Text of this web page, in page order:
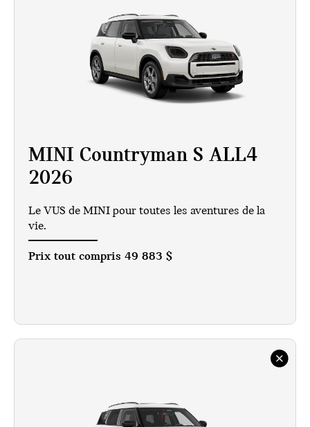
MINI Countryman S ALL4
2026
Le VUS de MINI pour toutes les aventures de la
vie.
Prix tout compris 49 883 $